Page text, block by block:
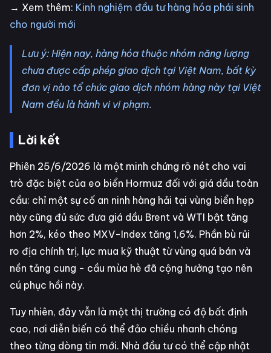
→ Xem thêm: Kinh nghiệm đầu tư hàng hóa phái sinh
cho người mới
Lưu ý: Hiện nay, hàng hóa thuộc nhóm năng lượng
chưa được cấp phép giao dịch tại Việt Nam, bất kỳ
đơn vị nào tổ chức giao dịch nhóm hàng này tại Việt
Nam đều là hành vi vi phạm.
Lời kết
Phiên 25/6/2026 là một minh chứng rõ nét cho vai
trò đặc biệt của eo biển Hormuz đối với giá dầu toàn
cầu: chỉ một sự cố an ninh hàng hải tại vùng biển hẹp
này cũng đủ sức đưa giá dầu Brent và WTI bật tăng
hơn 2%, kéo theo MXV-Index tăng 1,6%. Phần bù rủi
ro địa chính trị, lực mua kỹ thuật từ vùng quá bán và
nền tảng cung - cầu mùa hè đã cộng hưởng tạo nên
cú phục hồi này.
Tuy nhiên, đây vẫn là một thị trường có độ bất định
cao, nơi diễn biến có thể đảo chiều nhanh chóng
theo từng dòng tin mới. Nhà đầu tư có thể cập nhật